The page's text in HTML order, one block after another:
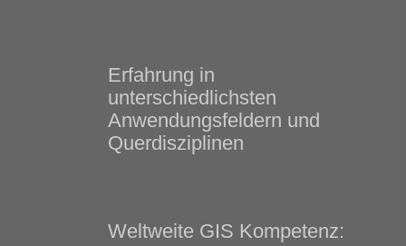
Erfahrung in
unterschiedlichsten
Anwendungsfeldern und
Querdisziplinen
Weltweite GIS Kompetenz: